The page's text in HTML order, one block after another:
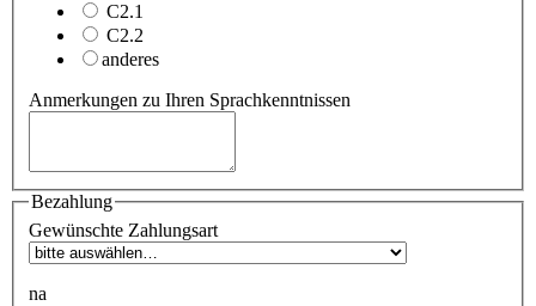
C2.1
C2.2
anderes
Anmerkungen zu Ihren Sprachkenntnissen
Bezahlung
Gewünschte Zahlungsart
na